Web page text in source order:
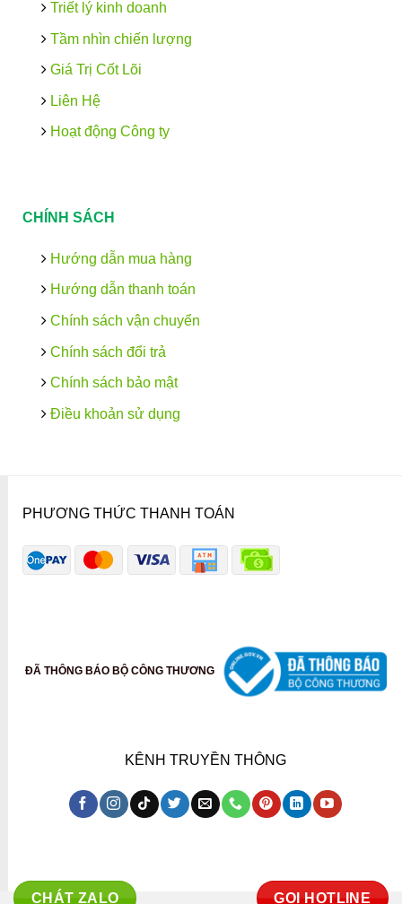
Triết lý kinh doanh
Tầm nhìn chiến lượng
Giá Trị Cốt Lõi
Liên Hệ
Hoạt động Công ty
CHÍNH SÁCH
Hướng dẫn mua hàng
Hướng dẫn thanh toán
Chính sách vận chuyển
Chính sách đổi trả
Chính sách bảo mật
Điều khoản sử dụng
PHƯƠNG THỨC THANH TOÁN
ĐÃ THÔNG BÁO BỘ CÔNG THƯƠNG
KÊNH TRUYỀN THÔNG
CHÁT ZALO GỌI HOTLINE